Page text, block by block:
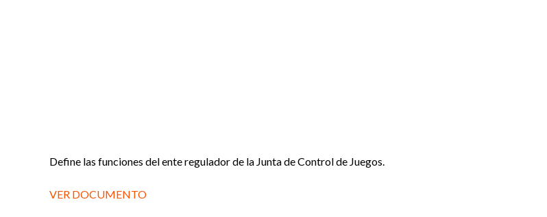
Define las funciones del ente regulador de la Junta de Control de Juegos.
VER DOCUMENTO